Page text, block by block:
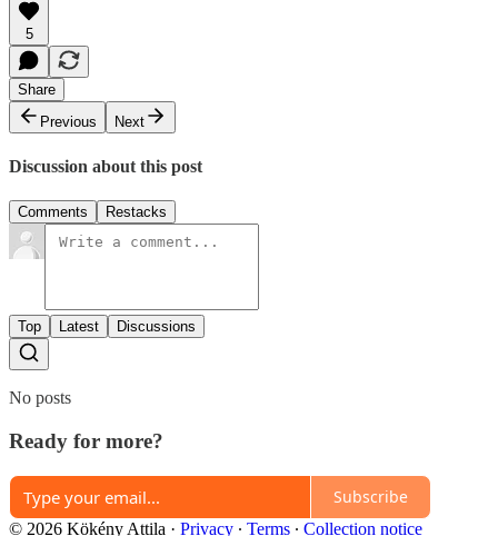
5
Share
Previous
Next
Discussion about this post
Comments Restacks
Top Latest Discussions
No posts
Ready for more?
Subscribe
© 2026 Kökény Attila · Privacy ∙ Terms ∙ Collection notice